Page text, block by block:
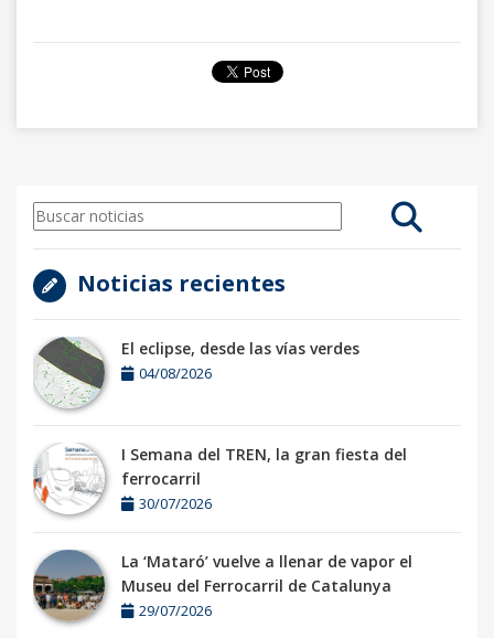
Noticias recientes
El eclipse, desde las vías verdes
04/08/2026
I Semana del TREN, la gran fiesta del
ferrocarril
30/07/2026
La ‘Mataró’ vuelve a llenar de vapor el
Museu del Ferrocarril de Catalunya
29/07/2026